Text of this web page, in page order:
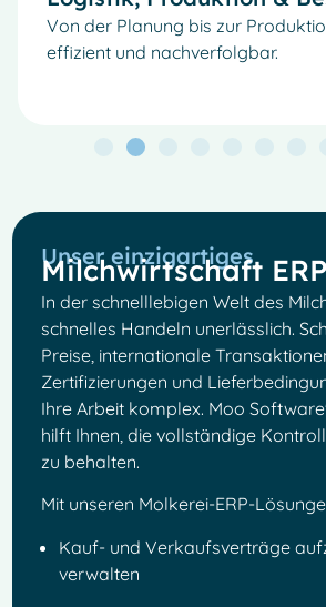
Von der Planung bis zur
effizient und nachverfolgbar.
Unser einzigartiges
Milchwirtschaft
In der schnelllebigen Welt des
schnelles Handeln unerlässlich.
Preise, internationale
Zertifizierungen und
Ihre Arbeit komplex. Moo
hilft Ihnen, die vollständige
zu behalten.
Mit unseren Molkerei-ERP-
Kauf- und Verkaufsverträge
verwalten